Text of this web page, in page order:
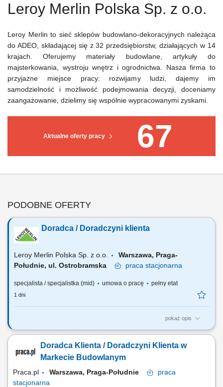
Leroy Merlin Polska Sp. z o.o.
Aktualne oferty pracy 67
Leroy Merlin to sieć sklepów budowlano-dekoracyjnych należąca
do ADEO, składającej się z 32 przedsiębiorstw, działających w 14
krajach. Oferujemy materiały budowlane, artykuły do
majsterkowania, wystroju wnętrz i ogrodnictwa. Nasza firma to
przyjazne miejsce pracy: rozwijamy ludzi, dajemy im
samodzielność i możliwość podejmowania decyzji, doceniamy
zaangażowanie, dzielimy się wspólnie wypracowanymi zyskami.
PODOBNE OFERTY
Doradca / Doradczyni klienta
Leroy Merlin Polska Sp. z o.o.
Warszawa, Praga-
Południe, ul. Ostrobramska
praca stacjonarna
specjalista / specjalistka (mid) umowa o pracę pełny etat
1 dni
pokaż opis
Co będziesz robić? Twój start z Buddym: przez pierwsze 4 miesiące
wsparciu opiekuna wdrożenia i zespołu, Aktywna sprzedaż i doradztwo:
będziesz sprzedawać i doradzać klientom w wyborze najlepszych
Doradca Klienta / Doradczyni Klienta w
Markecie Budowlanym
Praca.pl Warszawa, Praga-Południe
praca
stacjonarna